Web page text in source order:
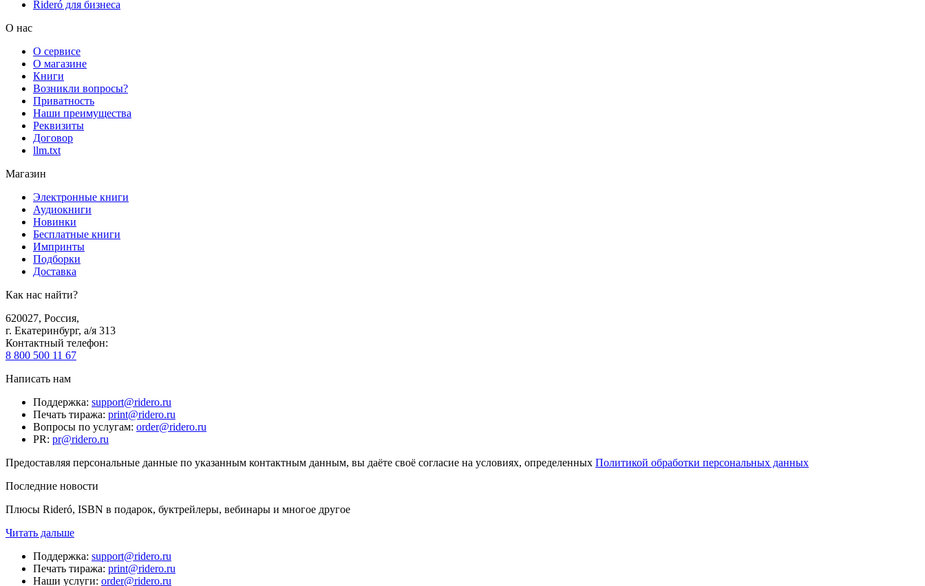
Rideró для бизнеса
О нас
О сервисе
О магазине
Книги
Возникли вопросы?
Приватность
Наши преимущества
Реквизиты
Договор
llm.txt
Магазин
Электронные книги
Аудиокниги
Новинки
Бесплатные книги
Импринты
Подборки
Доставка
Как нас найти?
620027, Россия,
г. Екатеринбург, а/я 313
Контактный телефон:
8 800 500 11 67
Написать нам
Поддержка: support@ridero.ru
Печать тиража: print@ridero.ru
Вопросы по услугам: order@ridero.ru
PR: pr@ridero.ru
Предоставляя персональные данные по указанным контактным данным, вы даёте своё согласие на условиях, определенных Политикой обработки персональных данных
Последние новости
Плюсы Rideró, ISBN в подарок, буктрейлеры, вебинары и многое другое
Читать дальше
Поддержка: support@ridero.ru
Печать тиража: print@ridero.ru
Наши услуги: order@ridero.ru